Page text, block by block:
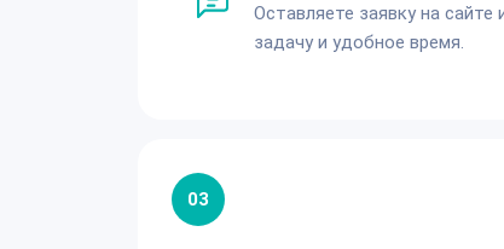
Оставляете заявку на сайте
задачу и удобное время.
03